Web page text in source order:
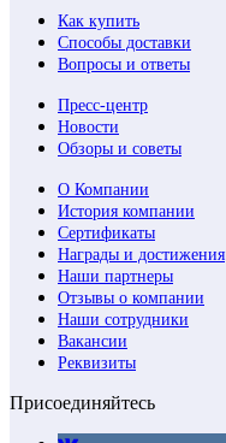
Как купить
Способы доставки
Вопросы и ответы
Пресс-центр
Новости
Обзоры и советы
О Компании
История компании
Сертификаты
Награды и достижения
Наши партнеры
Отзывы о компании
Наши сотрудники
Вакансии
Реквизиты
Присоединяйтесь